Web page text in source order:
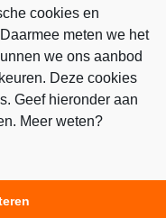
cookies en
meten we het
we ons aanbod
Deze cookies
Geef hieronder aan
Meer weten?